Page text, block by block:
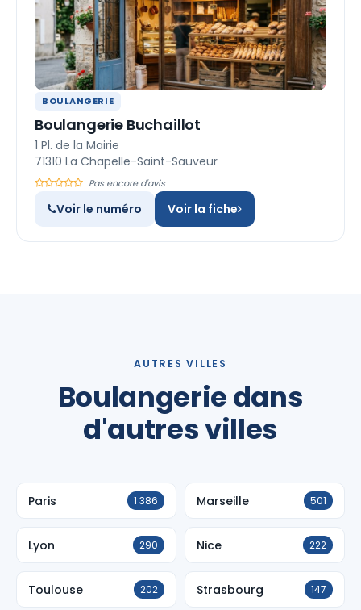
BOULANGERIE
Boulangerie Buchaillot
1 Pl. de la Mairie
71310 La Chapelle-Saint-Sauveur
Pas encore d'avis
Voir le numéro Voir la fiche
AUTRES VILLES
Boulangerie dans
d'autres villes
Paris 1 386 Marseille 501
Lyon 290 Nice 222
Toulouse 202 Strasbourg 147